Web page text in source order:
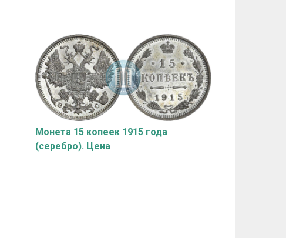
Монета 15 копеек 1915 года
(серебро). Цена